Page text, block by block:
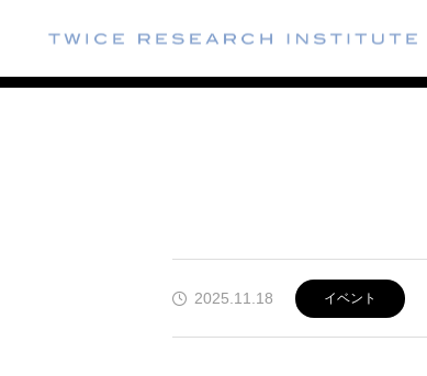
News
2025.11.18 イベント